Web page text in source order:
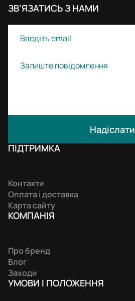
ПІДТРИМКА
Контакти
Оплата і доставка
Карта сайту
КОМПАНIЯ
Про бренд
Блог
Заходи
УМОВИ І ПОЛОЖЕННЯ
ЗВ’ЯЗАТИСЬ З НАМИ
Надіслати